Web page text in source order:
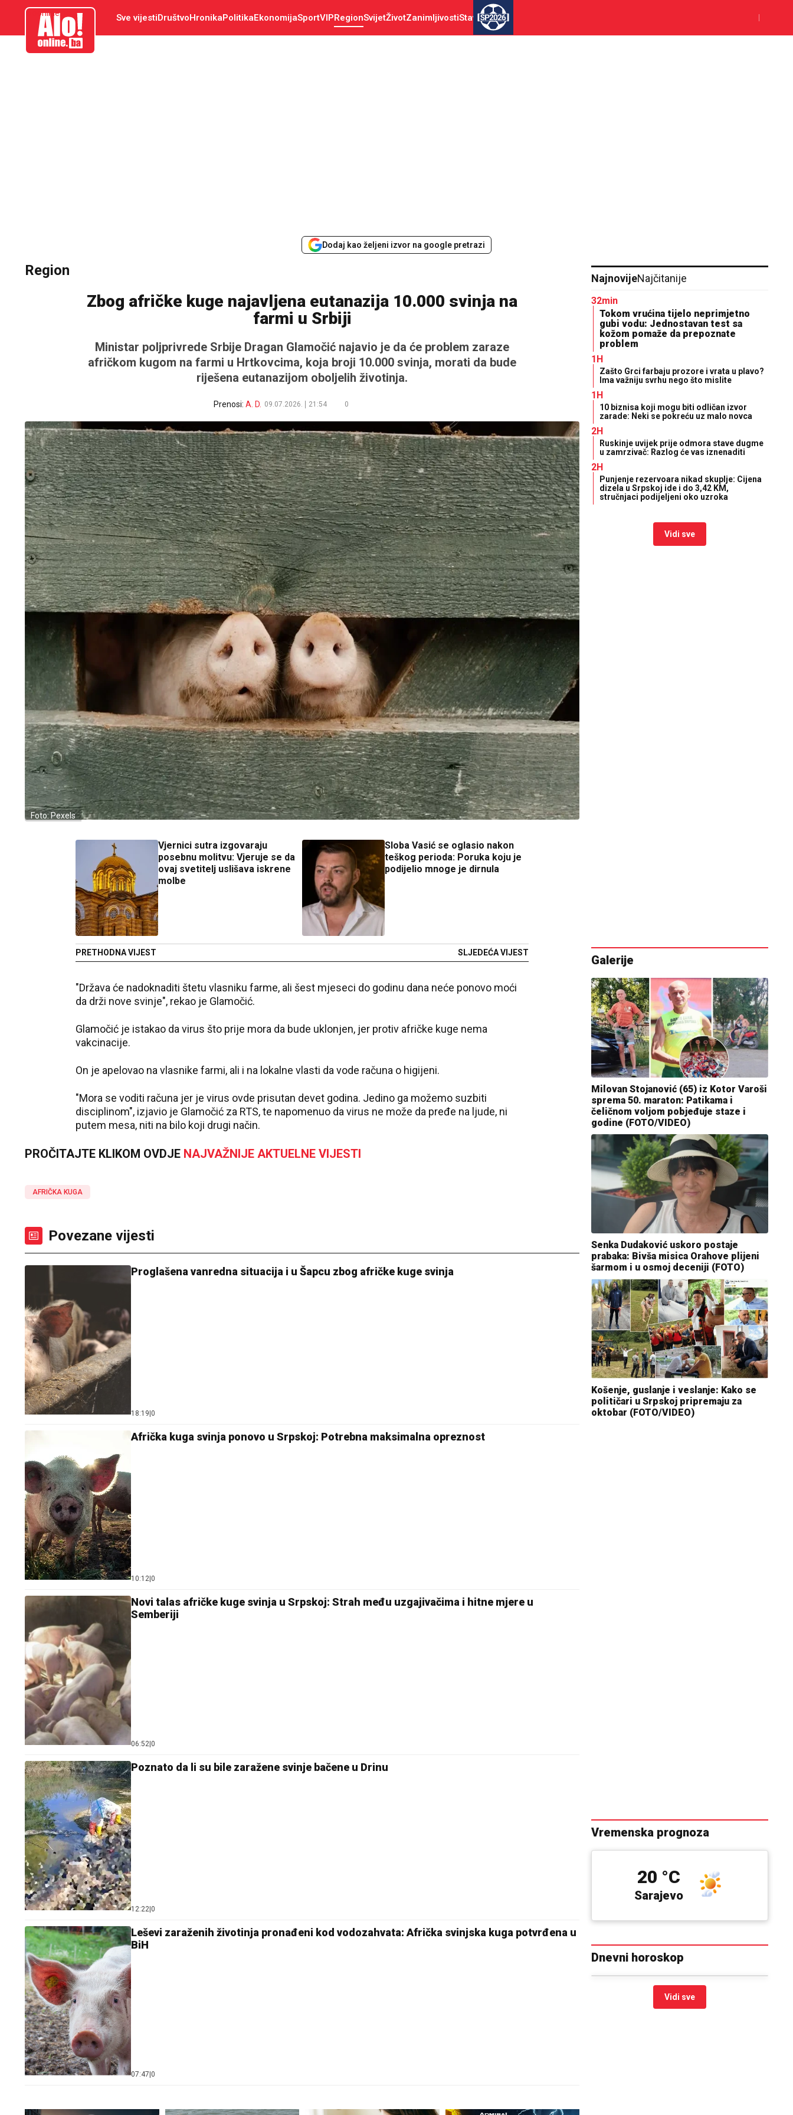
aloonline.ba Sve vijestiDruštvoHronikaPolitikaEkonomijaSportVIPRegionSvijetŽivotZanimljivostiStav SP2026
Dodaj kao željeni izvor na google pretrazi
Region
Zbog afričke kuge najavljena eutanazija 10.000 svinja na
farmi u Srbiji
Ministar poljprivrede Srbije Dragan Glamočić najavio je da će problem zaraze
afričkom kugom na farmi u Hrtkovcima, koja broji 10.000 svinja, morati da bude
riješena eutanazijom oboljelih životinja.
Prenosi: A. D. 09.07.2026. 21:54 0
Foto: Pexels
Vjernici sutra izgovaraju
posebnu molitvu: Vjeruje se da
ovaj svetitelj uslišava iskrene
molbe
PRETHODNA VIJEST
Sloba Vasić se oglasio nakon
teškog perioda: Poruka koju je
podijelio mnoge je dirnula
SLJEDEĆA VIJEST
"Država će nadoknaditi štetu vlasniku farme, ali šest mjeseci do godinu dana neće ponovo moći
da drži nove svinje", rekao je Glamočić.
Glamočić je istakao da virus što prije mora da bude uklonjen, jer protiv afričke kuge nema
vakcinacije.
On je apelovao na vlasnike farmi, ali i na lokalne vlasti da vode računa o higijeni.
"Mora se voditi računa jer je virus ovde prisutan devet godina. Jedino ga možemo suzbiti
disciplinom", izjavio je Glamočić za RTS, te napomenuo da virus ne može da pređe na ljude, ni
putem mesa, niti na bilo koji drugi način.
PROČITAJTE KLIKOM OVDJE NAJVAŽNIJE AKTUELNE VIJESTI
AFRIČKA KUGA
Povezane vijesti
Proglašena vanredna situacija i u Šapcu zbog afričke kuge svinja
18:19 0
Afrička kuga svinja ponovo u Srpskoj: Potrebna maksimalna opreznost
10:12 0
Novi talas afričke kuge svinja u Srpskoj: Strah među uzgajivačima i hitne mjere u
Semberiji
06:52 0
Poznato da li su bile zaražene svinje bačene u Drinu
12:22 0
Leševi zaraženih životinja pronađeni kod vodozahvata: Afrička svinjska kuga potvrđena u
BiH
07:47 0
NajnovijeNajčitanije
32min
Tokom vrućina tijelo neprimjetno
gubi vodu: Jednostavan test sa
kožom pomaže da prepoznate
problem
1H
Zašto Grci farbaju prozore i vrata u plavo?
Ima važniju svrhu nego što mislite
1H
10 biznisa koji mogu biti odličan izvor
zarade: Neki se pokreću uz malo novca
2H
Ruskinje uvijek prije odmora stave dugme
u zamrzivač: Razlog će vas iznenaditi
2H
Punjenje rezervoara nikad skuplje: Cijena
dizela u Srpskoj ide i do 3,42 KM,
stručnjaci podijeljeni oko uzroka
Vidi sve
Galerije
Milovan Stojanović (65) iz Kotor Varoši
sprema 50. maraton: Patikama i
čeličnom voljom pobjeđuje staze i
godine (FOTO/VIDEO)
Senka Dudaković uskoro postaje
prabaka: Bivša misica Orahove plijeni
šarmom i u osmoj deceniji (FOTO)
Košenje, guslanje i veslanje: Kako se
političari u Srpskoj pripremaju za
oktobar (FOTO/VIDEO)
Vremenska prognoza
Sarajevo
20 °C
Dnevni horoskop
Vidi sve